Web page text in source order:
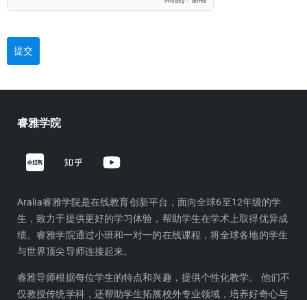
提交
睿雅学院
h
h
u
Y
o
t
u
b
e
Aralia睿雅学院是在线教育创新平台，面向全球6至12年级的学
生，致力于提供更好的学习体验，帮助学生在学术上取得优异成
绩。睿雅学院通过小班和一对一的在线课程，将全球各地的学生
与世界顶尖导师连接起来。
睿雅导师根据每位学生的特点和兴趣，提供个性化教学。 他们不
仅教授传统学科，还帮助学生拓展校外专业领域，培养好奇心与